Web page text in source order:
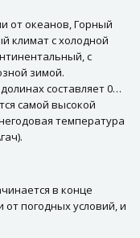
от океанов, Горный
климат с холодной
с
зимой.
составляет 0…
самой высокой
температура
в конце
от погодных условий, и